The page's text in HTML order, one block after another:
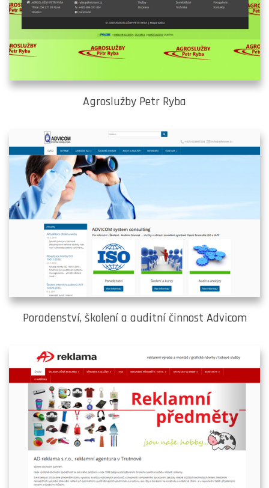
Agroslužby Petr Ryba
Poradenství, školení a auditní činnost Advicom